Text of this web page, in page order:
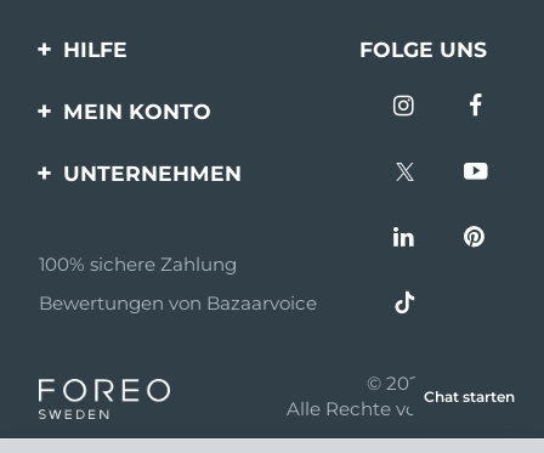
HILFE
Kontaktiere uns
FOLGE UNS
MEIN KONTO
UNTERNEHMEN
Partnerprogramm
Partner Nachrichten
Einzelhändler
100% sichere Zahlung
Bewertungen von Bazaarvoice
© 2026 FOREO
Alle Rechte vorbehalten
Chat starten